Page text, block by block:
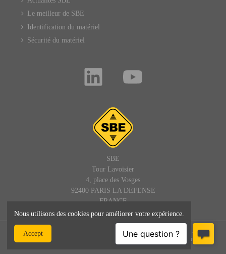
Le meilleur de SBE
Identification du matériel
Sécurité du matériel
SBE
Tour Lavoisier
4, place des Vosges
92400 PARIS LA DEFENSE
FRANCE
© SBE - 1992 - 2025 – Tous droits réservés : site, textes et images -
SBEDIRECT® est une marque de SBE - admin@sbedirect.com - Site
professionnel réservé aux entreprises
Nous utilisons des cookies pour améliorer votre expérience.
Accept